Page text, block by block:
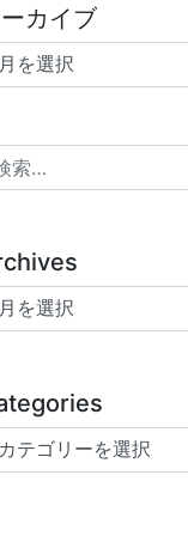
カイブ
ーカイブ
: